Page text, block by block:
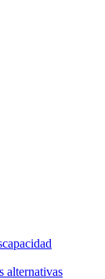
alternativas